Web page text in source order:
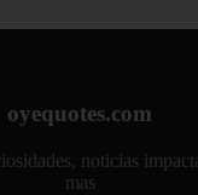
oyequotes.com
noticias
mas